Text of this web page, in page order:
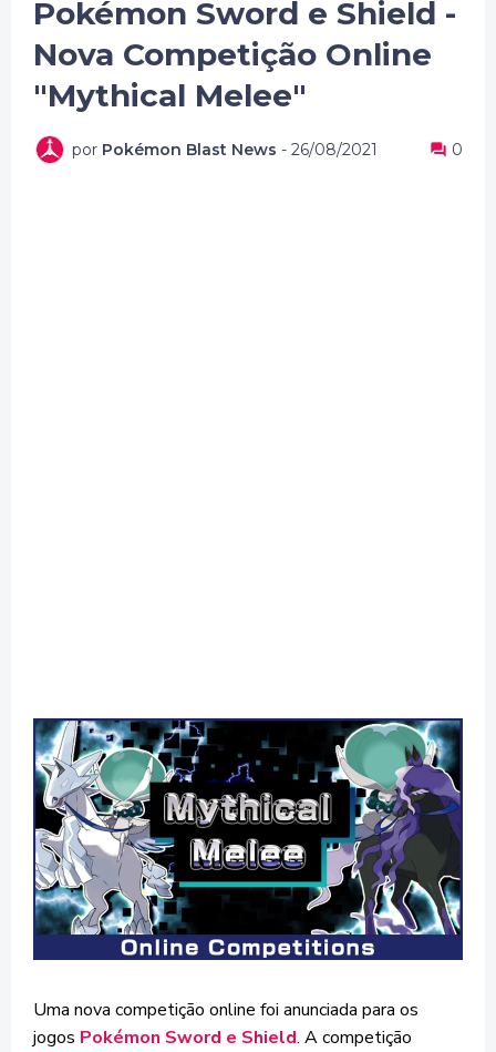
Pokémon Sword e Shield -
Nova Competição Online
"Mythical Melee"
por Pokémon Blast News - 26/08/2021 0
Uma nova competição online foi anunciada para os
jogos Pokémon Sword e Shield. A competição